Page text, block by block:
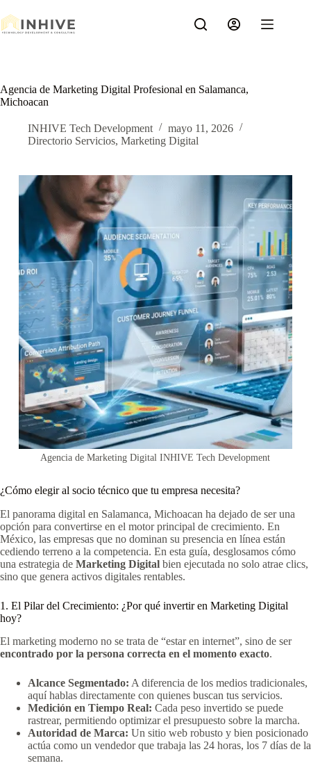
al
contenido
Agencia de Marketing Digital Profesional en Salamanca,
Michoacan
INHIVE Tech Development
mayo 11, 2026
Directorio Servicios, Marketing Digital
Agencia de Marketing Digital INHIVE Tech Development
¿Cómo elegir al socio técnico que tu empresa necesita?
El panorama digital en Salamanca, Michoacan ha dejado de ser una
opción para convertirse en el motor principal de crecimiento. En
México, las empresas que no dominan su presencia en línea están
cediendo terreno a la competencia. En esta guía, desglosamos cómo
una estrategia de Marketing Digital bien ejecutada no solo atrae clics,
sino que genera activos digitales rentables.
1. El Pilar del Crecimiento: ¿Por qué invertir en Marketing Digital
hoy?
El marketing moderno no se trata de “estar en internet”, sino de ser
encontrado por la persona correcta en el momento exacto.
Alcance Segmentado: A diferencia de los medios tradicionales,
aquí hablas directamente con quienes buscan tus servicios.
Medición en Tiempo Real: Cada peso invertido se puede
rastrear, permitiendo optimizar el presupuesto sobre la marcha.
Autoridad de Marca: Un sitio web robusto y bien posicionado
actúa como un vendedor que trabaja las 24 horas, los 7 días de la
semana.